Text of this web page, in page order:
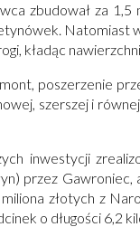
zbudował za
Natomiast
kładąc
poszerzenie
szerszej i
inwestycji
przez Gawroniec,
złotych z
o długości 6,2